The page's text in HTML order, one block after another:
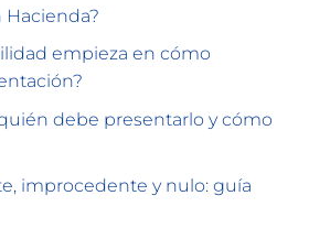
Hacienda?
empieza en cómo
quién debe presentarlo y cómo
improcedente y nulo: guía